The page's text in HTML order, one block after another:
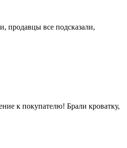
продавцы все подсказали,
к покупателю! Брали кроватку,